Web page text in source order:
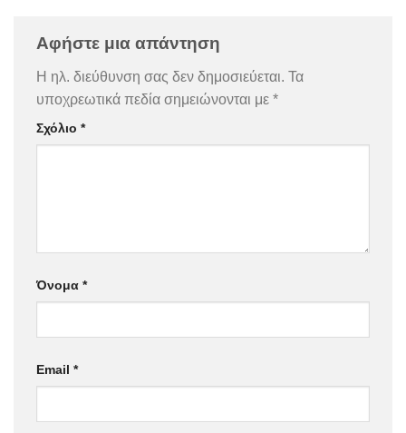
Αφήστε μια απάντηση
Η ηλ. διεύθυνση σας δεν δημοσιεύεται. Τα
υποχρεωτικά πεδία σημειώνονται με *
Σχόλιο *
Όνομα *
Email *